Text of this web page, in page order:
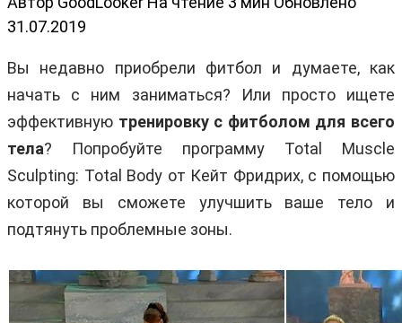
31.07.2019
Вы недавно приобрели фитбол и думаете, как
начать с ним заниматься? Или просто ищете
эффективную тренировку с фитболом для всего
тела? Попробуйте программу Total Muscle
Sculpting: Total Body от Кейт Фридрих, с помощью
которой вы сможете улучшить ваше тело и
подтянуть проблемные зоны.